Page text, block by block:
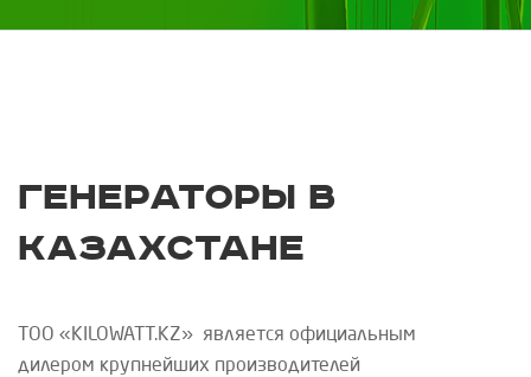
Генераторы в
Казахстане
ТОО «KILOWATT .KZ» является официальным
дилером крупнейших производителей